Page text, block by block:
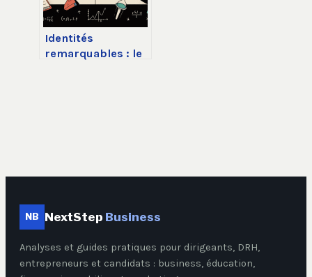
Identités
remarquables : le
NB NextStep Business
Analyses et guides pratiques pour dirigeants, DRH,
entrepreneurs et candidats : business, éducation,